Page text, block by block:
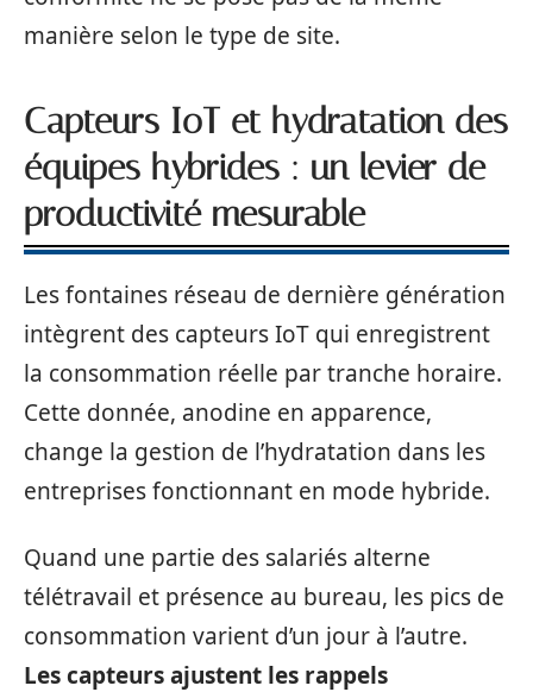
manière selon le type de site.
Capteurs IoT et hydratation des
équipes hybrides : un levier de
productivité mesurable
Les fontaines réseau de dernière génération
intègrent des capteurs IoT qui enregistrent
la consommation réelle par tranche horaire.
Cette donnée, anodine en apparence,
change la gestion de l’hydratation dans les
entreprises fonctionnant en mode hybride.
Quand une partie des salariés alterne
télétravail et présence au bureau, les pics de
consommation varient d’un jour à l’autre.
Les capteurs ajustent les rappels